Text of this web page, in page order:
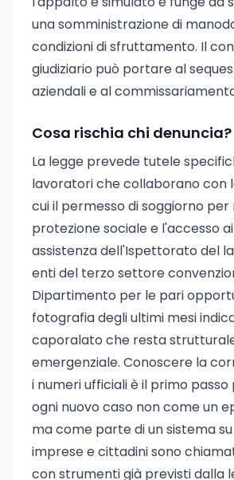
una somministrazione di
condizioni di sfruttamento. Il
giudiziario può portare al
aziendali e al
Cosa rischia chi denuncia?
La legge prevede tutele
lavoratori che collaborano con
cui il permesso di soggiorno per
protezione sociale e l'accesso
assistenza dell'Ispettorato del
enti del terzo settore
Dipartimento per le pari
fotografia degli ultimi mesi
caporalato che resta
emergenziale. Conoscere la
i numeri ufficiali è il primo
ogni nuovo caso non come un
ma come parte di un sistema su
imprese e cittadini sono
con strumenti già previsti dalla